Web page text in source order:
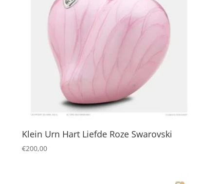
Klein Urn Hart Liefde Roze Swarovski
€200,00